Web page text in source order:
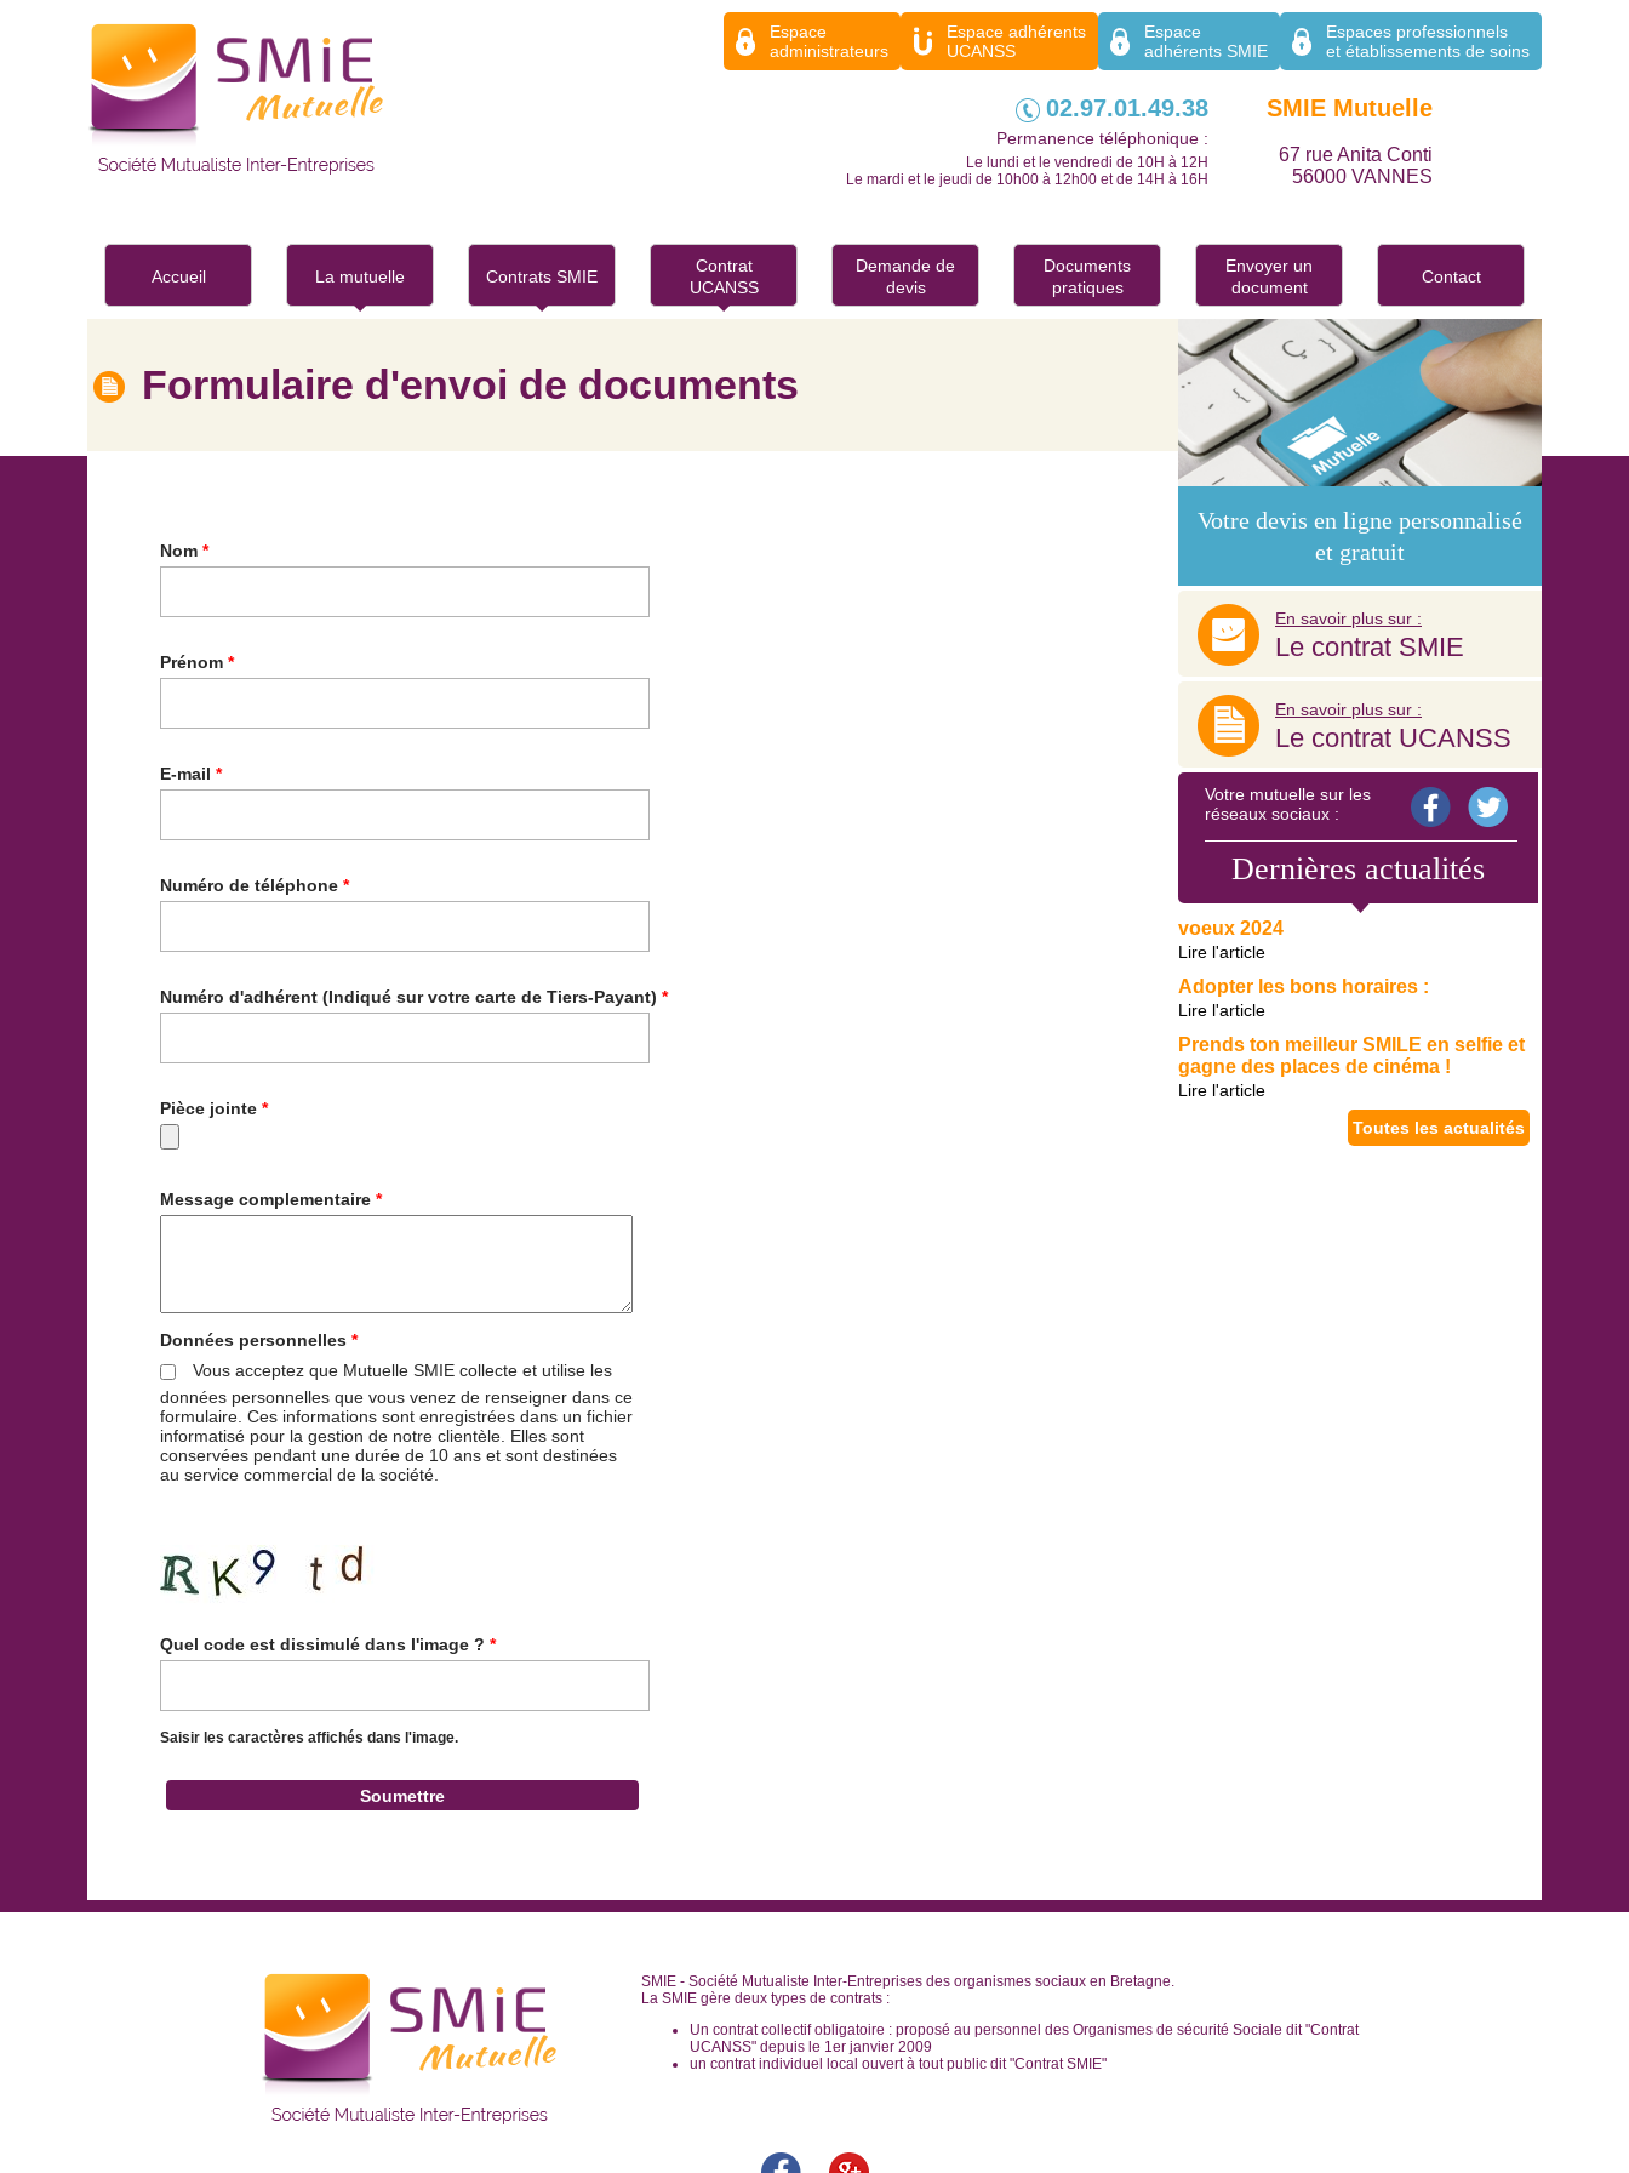
Aller au contenu principal
Espace
administrateurs
Espace adhérents
UCANSS
Espace
adhérents SMIE
Espaces professionnels
et établissements de soins
SMIE Mutuelle
67 rue Anita Conti
56000 VANNES
02.97.01.49.38
Permanence téléphonique :
Le lundi et le vendredi de 10H à 12H
Le mardi et le jeudi de 10h00 à 12h00 et de 14H à 16H
Accueil La mutuelle Contrats SMIE
Contrat
UCANSS
Demande de
devis
Documents
pratiques
Envoyer un
document
Contact
Formulaire d'envoi de documents
Nom *
Prénom *
E-mail *
Numéro de téléphone *
Numéro d'adhérent (Indiqué sur votre carte de Tiers-Payant) *
Pièce jointe *
Message complementaire *
Données personnelles *
Vous acceptez que Mutuelle SMIE collecte et utilise les
données personnelles que vous venez de renseigner dans ce
formulaire. Ces informations sont enregistrées dans un fichier
informatisé pour la gestion de notre clientèle. Elles sont
conservées pendant une durée de 10 ans et sont destinées
au service commercial de la société.
Quel code est dissimulé dans l'image ? *
Saisir les caractères affichés dans l'image.
Votre devis en ligne personnalisé
et gratuit
En savoir plus sur :
Le contrat SMIE
En savoir plus sur :
Le contrat UCANSS
Votre mutuelle sur les
réseaux sociaux :
Dernières actualités
voeux 2024
Lire l'article
Adopter les bons horaires :
Lire l'article
Prends ton meilleur SMILE en selfie et
gagne des places de cinéma !
Lire l'article
Toutes les actualités
SMIE - Société Mutualiste Inter-Entreprises des organismes sociaux en Bretagne.
La SMIE gère deux types de contrats :
Un contrat collectif obligatoire : proposé au personnel des Organismes de sécurité Sociale dit "Contrat
UCANSS" depuis le 1er janvier 2009
un contrat individuel local ouvert à tout public dit "Contrat SMIE"